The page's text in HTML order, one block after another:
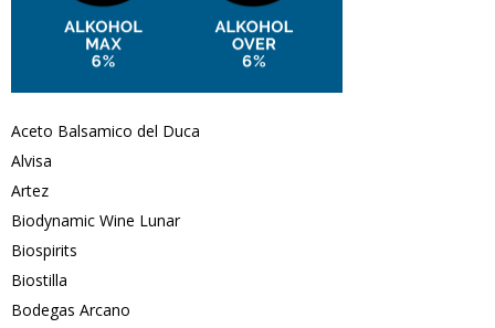
Aceto Balsamico del Duca
Alvisa
Artez
Biodynamic Wine Lunar
Biospirits
Biostilla
Bodegas Arcano